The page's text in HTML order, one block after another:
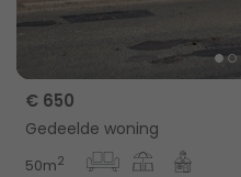
€ 650
Gedeelde woning
50m2